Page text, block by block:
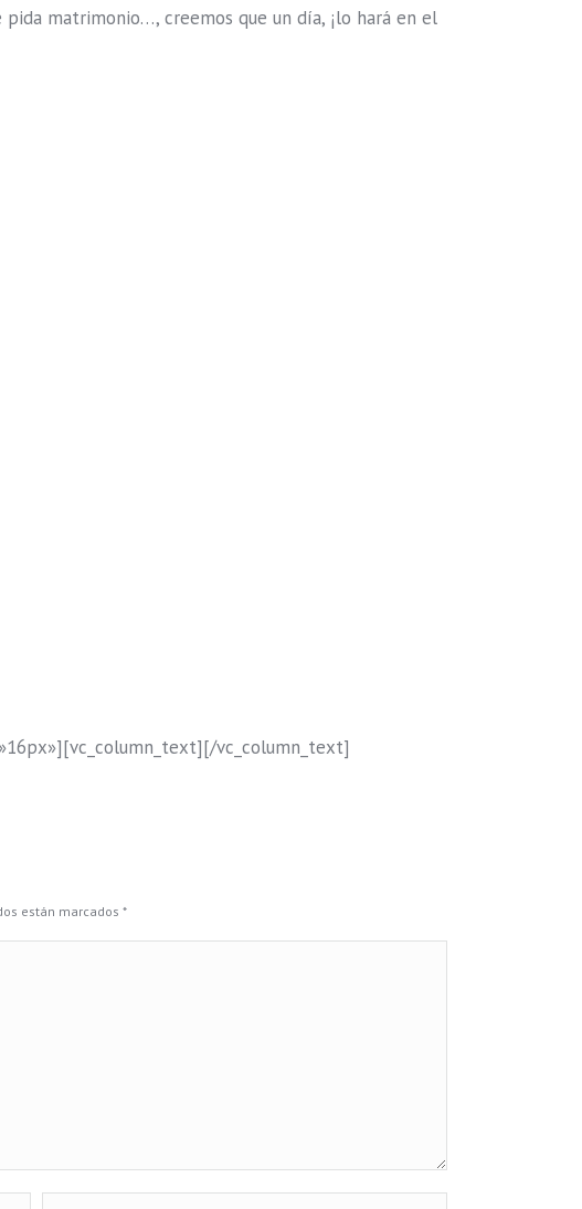
pida matrimonio…, creemos que un día, ¡lo hará en el
vc_column_text]
están marcados *